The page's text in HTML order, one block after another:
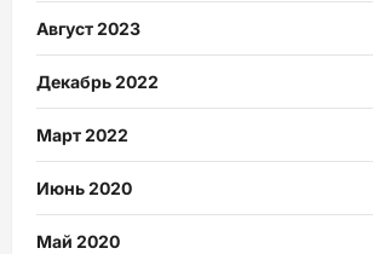
Август 2023
Декабрь 2022
Март 2022
Июнь 2020
Май 2020